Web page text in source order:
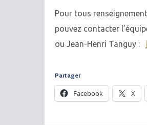
Pour tous
pouvez contacter
ou Jean-Henri Tanguy :
Partager
Facebook X